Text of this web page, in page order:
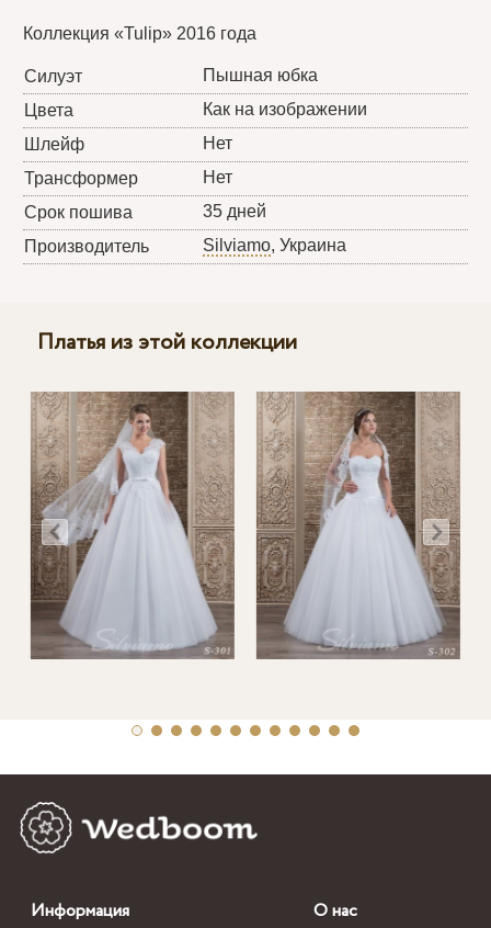
Коллекция «Tulip» 2016 года
Силуэт
Пышная юбка
Цвета
Как на изображении
Шлейф
Нет
Трансформер
Нет
Срок пошива
35 дней
Производитель
Silviamo, Украина
Платья из этой коллекции
Информация О нас